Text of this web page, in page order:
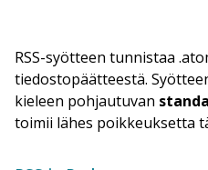
RSS-syötteen tunnistaa
tiedostopäätteestä.
kieleen pohjautuvan
toimii lähes poikkeuksetta